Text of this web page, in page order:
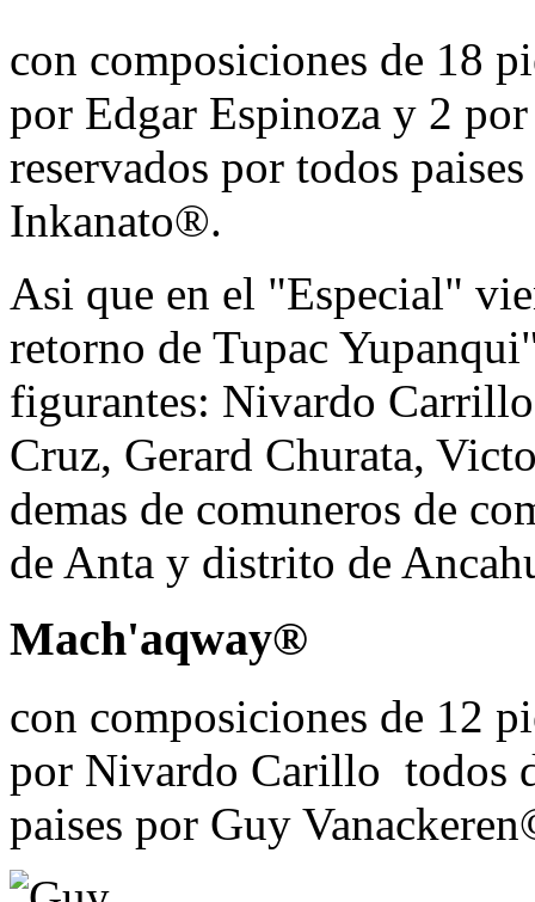
con composiciones de 18
por Edgar Espinoza y 2
reservados por todos
Inkanato®.
Asi que en el "Especial"
retorno de Tupac
figurantes: Nivardo
Cruz, Gerard Churata,
demas de comuneros de
de Anta y distrito de
Mach'aqway®
con composiciones de 12
por Nivardo Carillo todos
paises por Guy